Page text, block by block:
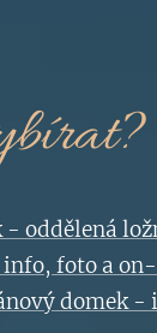
oddělená
foto a
domek -